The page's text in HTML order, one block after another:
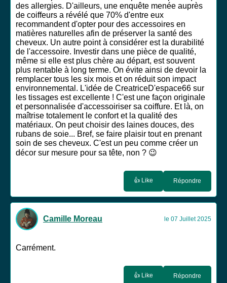
des allergies. D'ailleurs, une enquête menée auprès
de coiffeurs a révélé que 70% d'entre eux
recommandent d'opter pour des accessoires en
matières naturelles afin de préserver la santé des
cheveux. Un autre point à considérer est la durabilité
de l'accessoire. Investir dans une pièce de qualité,
même si elle est plus chère au départ, est souvent
plus rentable à long terme. On évite ainsi de devoir la
remplacer tous les six mois et on réduit son impact
environnemental. L'idée de CreatriceD'espace66 sur
les tissages est excellente ! C'est une façon originale
et personnalisée d'accessoiriser sa coiffure. Et là, on
maîtrise totalement le confort et la qualité des
matériaux. On peut choisir des laines douces, des
rubans de soie... Bref, se faire plaisir tout en prenant
soin de ses cheveux. C'est un peu comme créer un
décor sur mesure pour sa tête, non ? 😉
👍 Like Répondre
Camille Moreau le 07 Juillet 2025
Carrément.
👍 Like Répondre